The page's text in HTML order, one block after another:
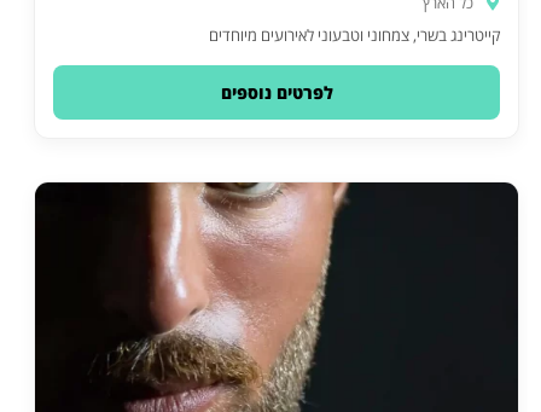
קייטרינג בשרי, צמחוני וטבעוני לאירועים מיוחדים
לפרטים נוספים